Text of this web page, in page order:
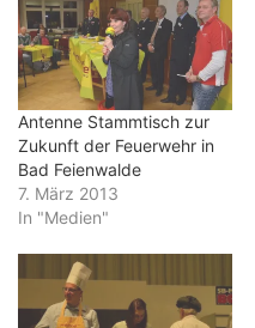
Antenne Stammtisch zur
Zukunft der Feuerwehr in
Bad Feienwalde
7. März 2013
In "Medien"